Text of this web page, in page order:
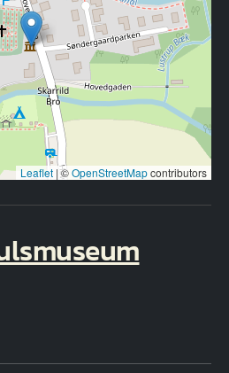
Leaflet |©OpenStreetMapcontributors